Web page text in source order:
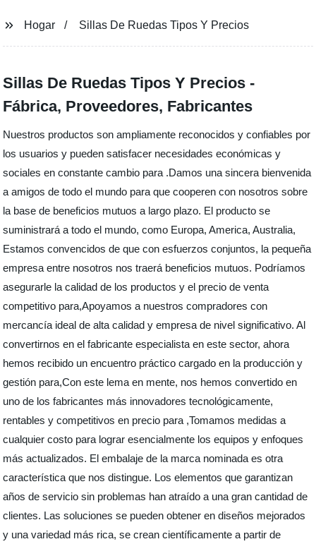
Hogar Sillas De Ruedas Tipos Y Precios
Sillas De Ruedas Tipos Y Precios -
Fábrica, Proveedores, Fabricantes
Nuestros productos son ampliamente reconocidos y confiables por
los usuarios y pueden satisfacer necesidades económicas y
sociales en constante cambio para .Damos una sincera bienvenida
a amigos de todo el mundo para que cooperen con nosotros sobre
la base de beneficios mutuos a largo plazo. El producto se
suministrará a todo el mundo, como Europa, America, Australia,
Estamos convencidos de que con esfuerzos conjuntos, la pequeña
empresa entre nosotros nos traerá beneficios mutuos. Podríamos
asegurarle la calidad de los productos y el precio de venta
competitivo para,Apoyamos a nuestros compradores con
mercancía ideal de alta calidad y empresa de nivel significativo. Al
convertirnos en el fabricante especialista en este sector, ahora
hemos recibido un encuentro práctico cargado en la producción y
gestión para,Con este lema en mente, nos hemos convertido en
uno de los fabricantes más innovadores tecnológicamente,
rentables y competitivos en precio para ,Tomamos medidas a
cualquier costo para lograr esencialmente los equipos y enfoques
más actualizados. El embalaje de la marca nominada es otra
característica que nos distingue. Los elementos que garantizan
años de servicio sin problemas han atraído a una gran cantidad de
clientes. Las soluciones se pueden obtener en diseños mejorados
y una variedad más rica, se crean científicamente a partir de